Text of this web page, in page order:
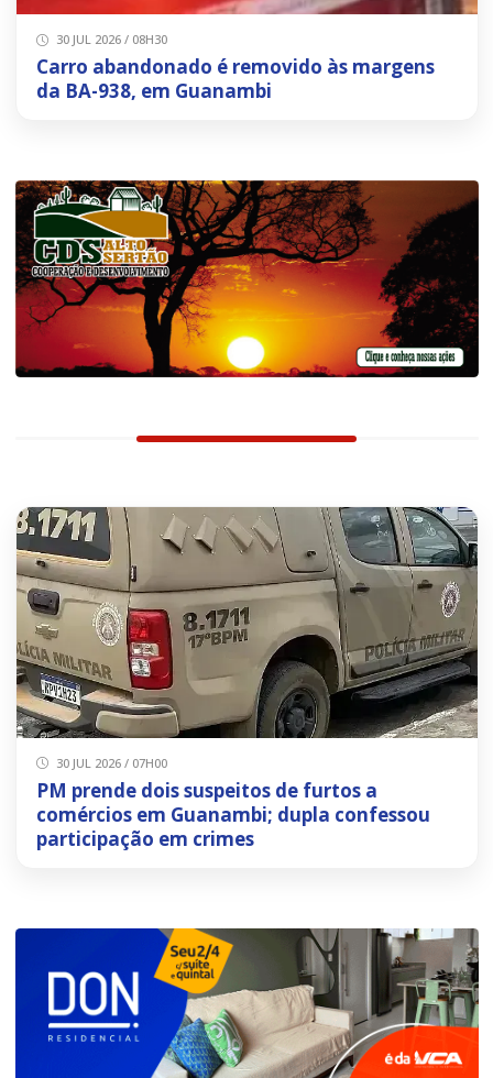
30 JUL 2026 / 08H30
Carro abandonado é removido às margens
da BA-938, em Guanambi
30 JUL 2026 / 07H00
PM prende dois suspeitos de furtos a
comércios em Guanambi; dupla confessou
participação em crimes